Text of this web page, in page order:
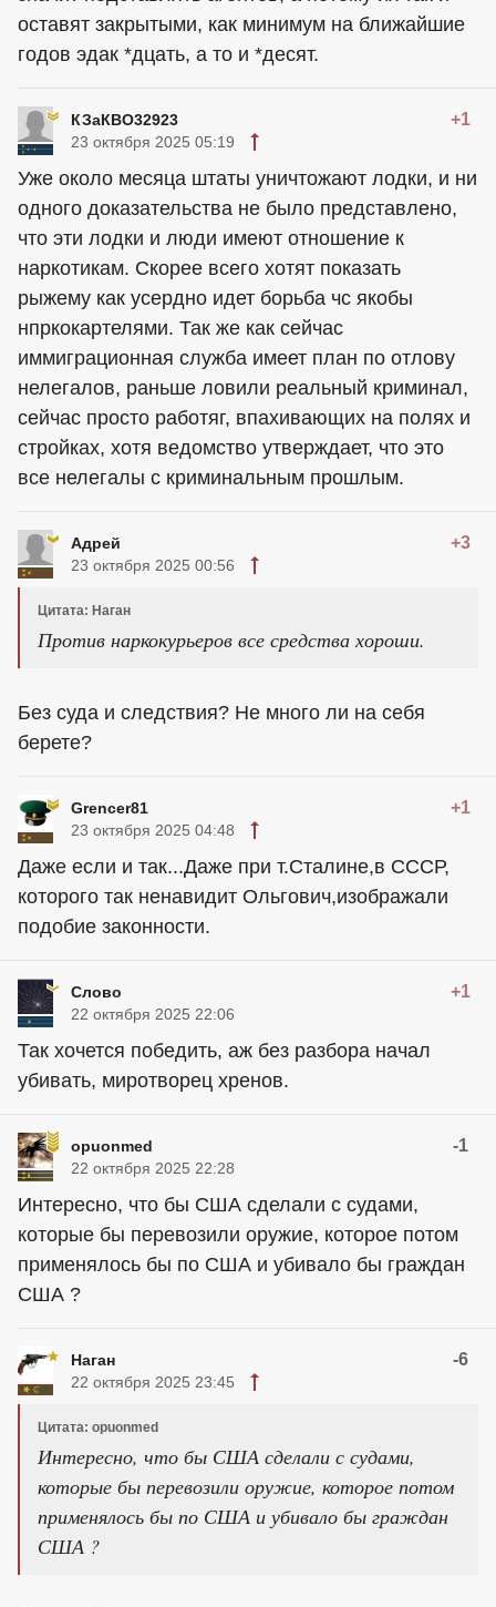
оставят закрытыми, как минимум на ближайшие
годов эдак *дцать, а то и *десят.
КЗаКВО32923 +1
23 октября 2025 05:19
Уже около месяца штаты уничтожают лодки, и ни
одного доказательства не было представлено,
что эти лодки и люди имеют отношение к
наркотикам. Скорее всего хотят показать
рыжему как усердно идет борьба чс якобы
нпркокартелями. Так же как сейчас
иммиграционная служба имеет план по отлову
нелегалов, раньше ловили реальный криминал,
сейчас просто работяг, впахивающих на полях и
стройках, хотя ведомство утверждает, что это
все нелегалы с криминальным прошлым.
Адрей +3
23 октября 2025 00:56
Цитата: Наган
Против наркокурьеров все средства хороши.
Без суда и следствия? Не много ли на себя
берете?
Grencer81 +1
23 октября 2025 04:48
Даже если и так...Даже при т.Сталине,в СССР,
которого так ненавидит Ольгович,изображали
подобие законности.
Слово +1
22 октября 2025 22:06
Так хочется победить, аж без разбора начал
убивать, миротворец хренов.
opuonmed -1
22 октября 2025 22:28
Интересно, что бы США сделали с судами,
которые бы перевозили оружие, которое потом
применялось бы по США и убивало бы граждан
США ?
Наган -6
22 октября 2025 23:45
Цитата: opuonmed
Интересно, что бы США сделали с судами,
которые бы перевозили оружие, которое потом
применялось бы по США и убивало бы граждан
США ?